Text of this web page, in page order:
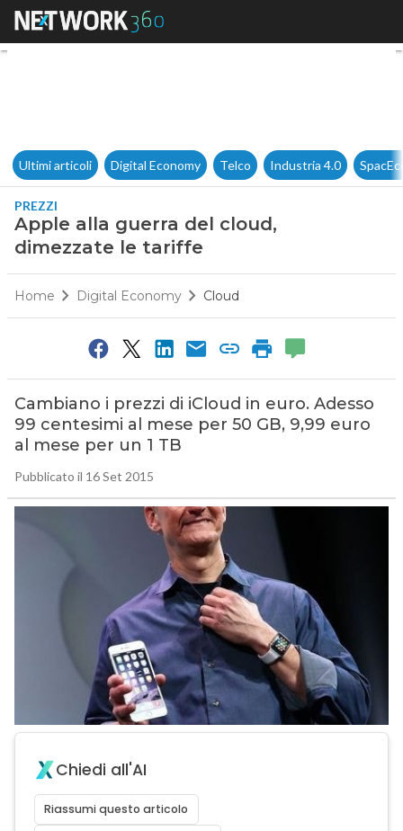
Apple alla guerra del cloud,
Ultimi articoli Digital Economy Telco Industria 4.0
PREZZI
Apple alla guerra del cloud,
dimezzate le tariffe
Home Digital Economy Cloud
Cambiano i prezzi di iCloud in euro. Adesso
99 centesimi al mese per 50 GB, 9,99 euro
al mese per un 1 TB
Pubblicato il 16 Set 2015
Chiedi all'AI
Riassumi questo articolo